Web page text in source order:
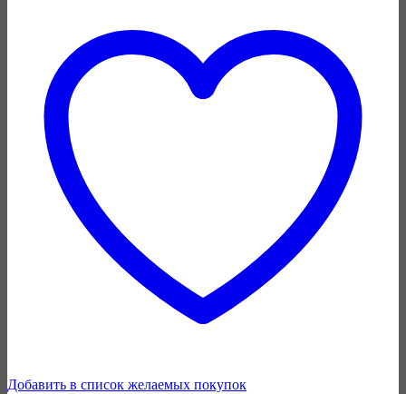
Добавить в список желаемых покупок